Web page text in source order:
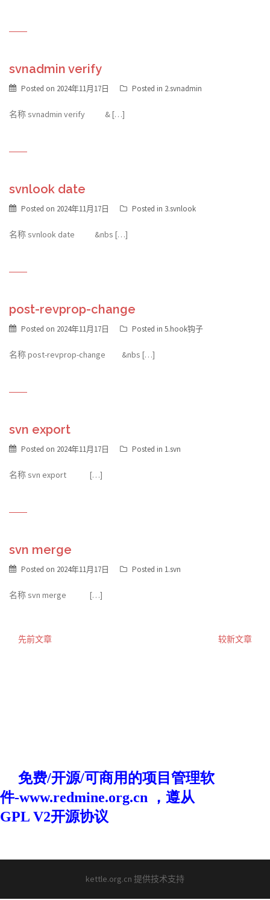
svnadmin verify
Posted on 2024年11月17日 Posted in 2.svnadmin
名称 svnadmin verify & […]
svnlook date
Posted on 2024年11月17日 Posted in 3.svnlook
名称 svnlook date &nbs […]
post-revprop-change
Posted on 2024年11月17日 Posted in 5.hook钩子
名称 post-revprop-change &nbs […]
svn export
Posted on 2024年11月17日 Posted in 1.svn
名称 svn export […]
svn merge
Posted on 2024年11月17日 Posted in 1.svn
名称 svn merge […]
文
先前文章 较新文章
kettle.org.cn 提供技术支持